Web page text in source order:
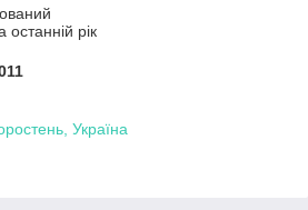
останній рік
Україна